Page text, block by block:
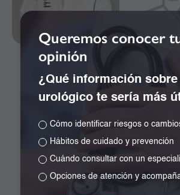
Dr. Álvaro Silva
Ardila
Cirugía de Columna
Álvarez
Cirugía
Cirugía de
Queremos conocer
opinión
¿Qué información sobre
urológico te sería más
Cómo identificar riesgos o
Hábitos de cuidado y prevención
Cuándo consultar con un
Opciones de atención y